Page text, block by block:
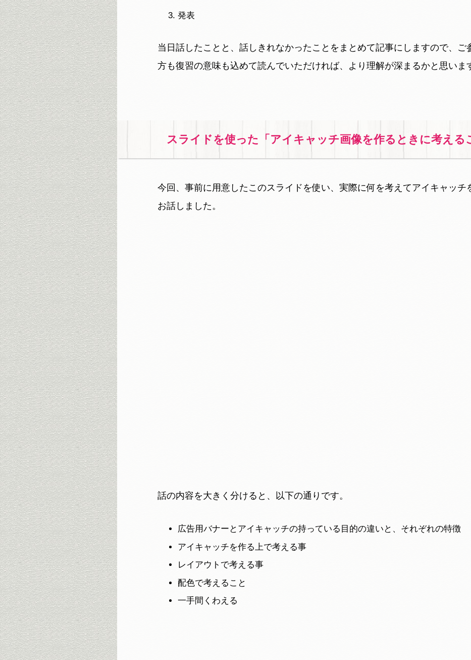
発表
当日話したことと、話しきれなかったことをまとめて記事にしますので、ご
方も復習の意味も込めて読んでいただければ、より理解が深まるかと思いま
スライドを使った「アイキャッチ画像を作るときに考える
今回、事前に用意したこのスライドを使い、実際に何を考えてアイキャッチ
お話しました。
話の内容を大きく分けると、以下の通りです。
広告用バナーとアイキャッチの持っている目的の違いと、それぞれの特徴
アイキャッチを作る上で考える事
レイアウトで考える事
配色で考えること
一手間くわえる